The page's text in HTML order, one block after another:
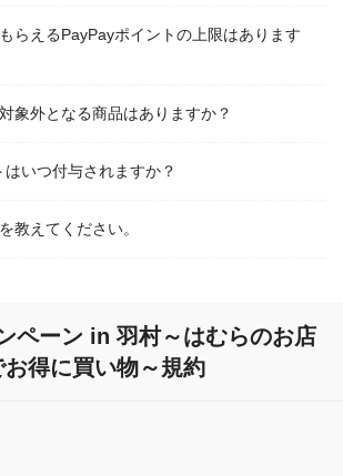
らえるPayPayポイントの上限はあります
象外となる商品はありますか？
いつ付与されますか？
教えてください。
ペーン in 羽村～はむらのお店
お得に買い物～規約